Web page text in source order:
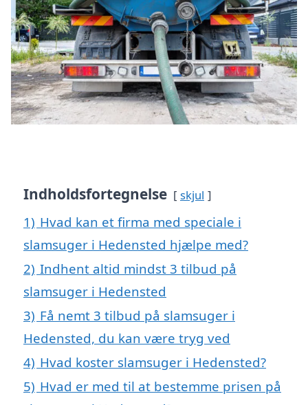
Indholdsfortegnelse skjul
1) Hvad kan et firma med speciale i
slamsuger i Hedensted hjælpe med?
2) Indhent altid mindst 3 tilbud på
slamsuger i Hedensted
3) Få nemt 3 tilbud på slamsuger i
Hedensted, du kan være tryg ved
4) Hvad koster slamsuger i Hedensted?
5) Hvad er med til at bestemme prisen på